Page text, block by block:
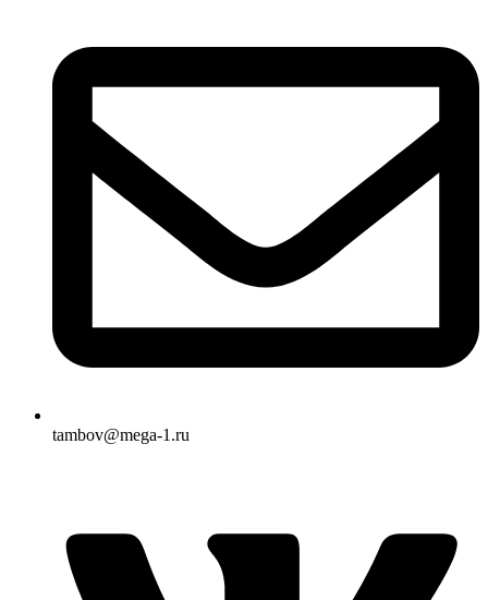
tambov@mega-1.ru